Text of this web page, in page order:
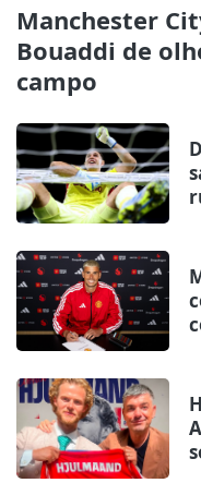
Manchester
Bouaddi de
campo